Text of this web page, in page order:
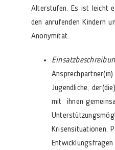
Alterstufen. Es ist leicht
den anrufenden Kindern
Anonymität.
Jugendliche,
mit ihnen
Krisensituationen,